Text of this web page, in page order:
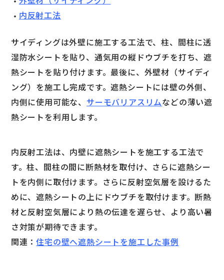
内反射工法
サイディングは外壁に施工する工法で、柱、間柱に透
湿防水シートを貼り、通気用の縦ドウブチを打ち、遮
熱シートを貼り付けます。最後に、外壁材（サイディ
ング）を施工し完成です。遮熱シートには壁の外側、
内側に使用可能な、 サーモバリアスリムなどの薄い遮
熱シートを利用します。
内反射工法は、内壁に遮熱シートを施工する工法で
す。柱、間柱の間に断熱材を取付け、さらに遮熱シー
トを内側に取付けます。さらに反射空気層を設けるた
めに、遮熱シートの上にドウブチを取付けます。断熱
材と反射空気層により熱の伝達を遅らせ、より高い暑
さ対策が期待できます。
関連：住宅の壁へ遮熱シートを施工した事例